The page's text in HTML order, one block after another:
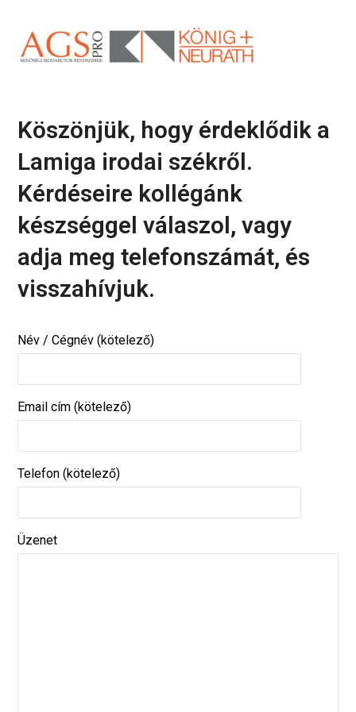
Köszönjük, hogy érdeklődik a
Lamiga irodai székről.
Kérdéseire kollégánk
készséggel válaszol, vagy
adja meg telefonszámát, és
visszahívjuk.
Név / Cégnév (kötelező)
Email cím (kötelező)
Telefon (kötelező)
Üzenet